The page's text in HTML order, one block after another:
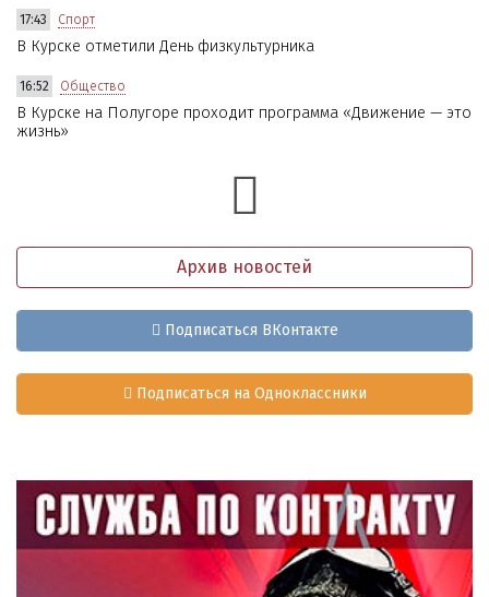
17:43 Спорт
В Курске отметили День физкультурника
16:52 Общество
В Курске на Полугоре проходит программа «Движение — это
жизнь»
Архив новостей
Подписаться ВКонтакте
Подписаться на Одноклассники